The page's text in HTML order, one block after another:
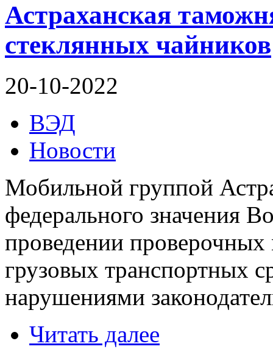
Астраханская
стеклянных чайников
20-10-2022
ВЭД
Новости
Мобильной группой
федерального значения
проведении
грузовых транспортных
нарушениями
Читать далее